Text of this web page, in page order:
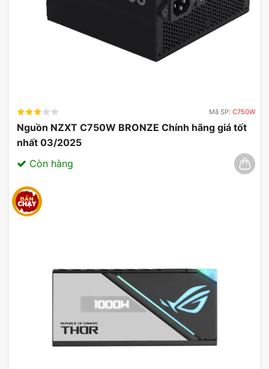
Mã SP: C750W
Nguồn NZXT C750W BRONZE Chính hãng giá tốt
nhất 03/2025
Còn hàng